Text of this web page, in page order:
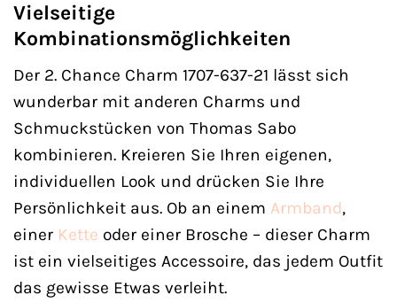
Vielseitige
Kombinationsmöglichkeiten
Der 2. Chance Charm 1707-637-21 lässt sich
wunderbar mit anderen Charms und
Schmuckstücken von Thomas Sabo
kombinieren. Kreieren Sie Ihren eigenen,
individuellen Look und drücken Sie Ihre
Persönlichkeit aus. Ob an einem Armband,
einer Kette oder einer Brosche – dieser Charm
ist ein vielseitiges Accessoire, das jedem Outfit
das gewisse Etwas verleiht.